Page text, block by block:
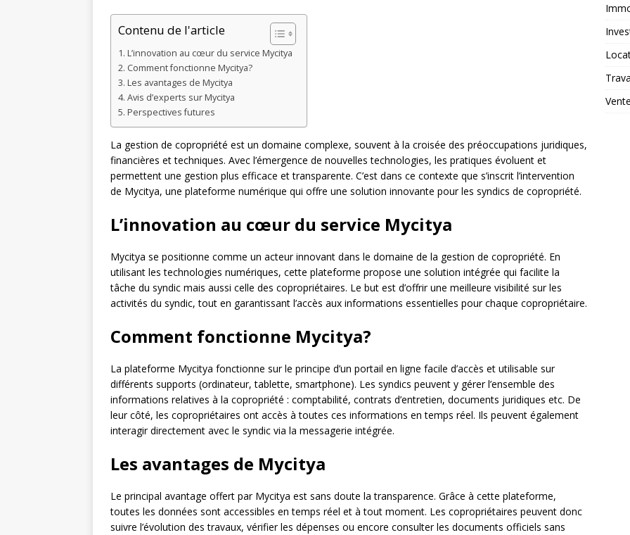
Contenu de l'article
L’innovation au cœur du service Mycitya
Comment fonctionne Mycitya?
Les avantages de Mycitya
Avis d’experts sur Mycitya
Perspectives futures
La gestion de copropriété est un domaine complexe, souvent à la croisée des préoccupations juridiques,
financières et techniques. Avec l’émergence de nouvelles technologies, les pratiques évoluent et
permettent une gestion plus efficace et transparente. C’est dans ce contexte que s’inscrit l’intervention
de Mycitya, une plateforme numérique qui offre une solution innovante pour les syndics de copropriété.
L’innovation au cœur du service Mycitya
Mycitya se positionne comme un acteur innovant dans le domaine de la gestion de copropriété. En
utilisant les technologies numériques, cette plateforme propose une solution intégrée qui facilite la
tâche du syndic mais aussi celle des copropriétaires. Le but est d’offrir une meilleure visibilité sur les
activités du syndic, tout en garantissant l’accès aux informations essentielles pour chaque copropriétaire.
Comment fonctionne Mycitya?
La plateforme Mycitya fonctionne sur le principe d’un portail en ligne facile d’accès et utilisable sur
différents supports (ordinateur, tablette, smartphone). Les syndics peuvent y gérer l’ensemble des
informations relatives à la copropriété : comptabilité, contrats d’entretien, documents juridiques etc. De
leur côté, les copropriétaires ont accès à toutes ces informations en temps réel. Ils peuvent également
interagir directement avec le syndic via la messagerie intégrée.
Les avantages de Mycitya
Le principal avantage offert par Mycitya est sans doute la transparence. Grâce à cette plateforme,
toutes les données sont accessibles en temps réel et à tout moment. Les copropriétaires peuvent donc
suivre l’évolution des travaux, vérifier les dépenses ou encore consulter les documents officiels sans
Vente